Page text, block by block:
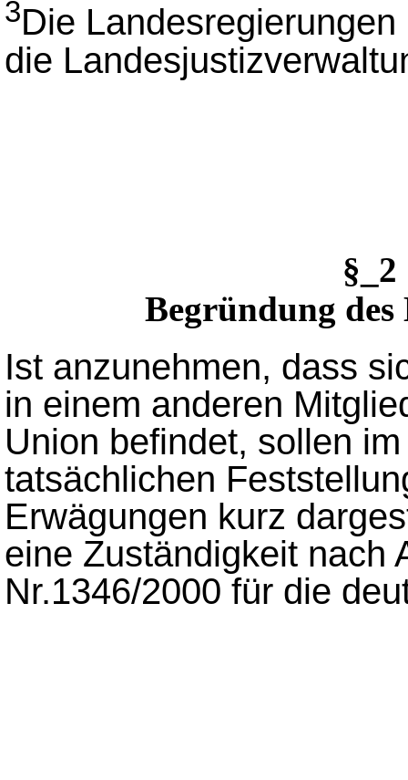
3Die
die
Begründung des
Ist anzunehmen, dass
in einem anderen
Union befindet, sollen
tatsächlichen
Erwägungen kurz
eine Zuständigkeit nach
Nr.1346/2000 für die